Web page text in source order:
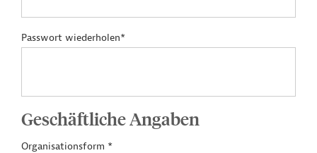
Passwort wiederholen*
Geschäftliche Angaben
Organisationsform *